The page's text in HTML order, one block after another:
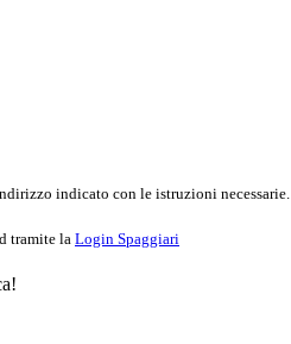
indicato con le istruzioni necessarie.
tramite la Login Spaggiari